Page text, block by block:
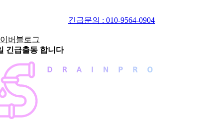
긴급문의 : 010-9564-0904
긴급출동 합니다